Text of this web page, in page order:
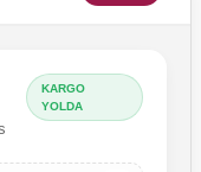
KARGO
YOLDA